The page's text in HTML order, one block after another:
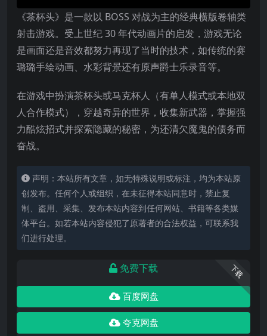
《茶杯头》是一款以 BOSS 对战为主的经典横版卷轴类
射击游戏。受上世纪 30 年代动画片的启发，游戏无论
是画面还是音效都努力再现了当时的技术，如传统的赛
璐璐手绘动画、水彩背景还有原声爵士乐录音等。
在游戏中扮演茶杯头或马克杯人（有单人模式或本地双
人合作模式），穿越奇异的世界，收集新武器，掌握强
力酷炫招式并探索隐藏的秘密，为还清欠魔鬼的债务而
奋战。
声明：本站所有文章，如无特殊说明或标注，均为本站原
创发布。任何个人或组织，在未征得本站同意时，禁止复
制、盗用、采集、发布本站内容到任何网站、书籍等各类媒
体平台。如若本站内容侵犯了原著者的合法权益，可联系我
们进行处理。
下载
免费下载
百度网盘
夸克网盘